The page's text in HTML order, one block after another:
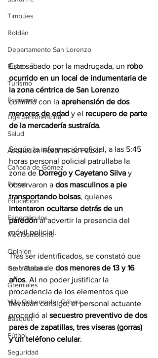
Timbúes
Roldán
Departamento San Lorenzo
Pujato
Turismo
Economía
Liga Sanlorencina
Salud
Asociación Rosarina de Fútbol
Cañada de Gómez
Firmat
Educación
Espectáculos
Medioambiente
Opinión
Gran Rosario
Gremiales
Villa Gobernador Gálvez
Básquet
Fútbol
Seguridad
Este sábado por la madrugada, un robo
ocurrido en un local de indumentaria de
la zona céntrica de San Lorenzo
culminó con la aprehensión de dos
menores de edad y el recupero de parte
de la mercadería sustraída.
Según la información oficial, a las 5:45
horas personal policial patrullaba la
zona de Dorrego y Cayetano Silva y
observaron a dos masculinos a pie
transportando bolsas, quienes
intentaron ocultarse detrás de un
paredón al advertir la presencia del
móvil policial.
Tras ser identificados, se constató que
se trataba de dos menores de 13 y 16
años. Al no poder justificar la
procedencia de los elementos que
llevaban consigo, el personal actuante
procedió al secuestro preventivo de dos
pares de zapatillas, tres viseras (gorras)
y un teléfono celular.